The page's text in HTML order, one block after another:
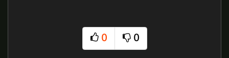
0
추천
0
비추천